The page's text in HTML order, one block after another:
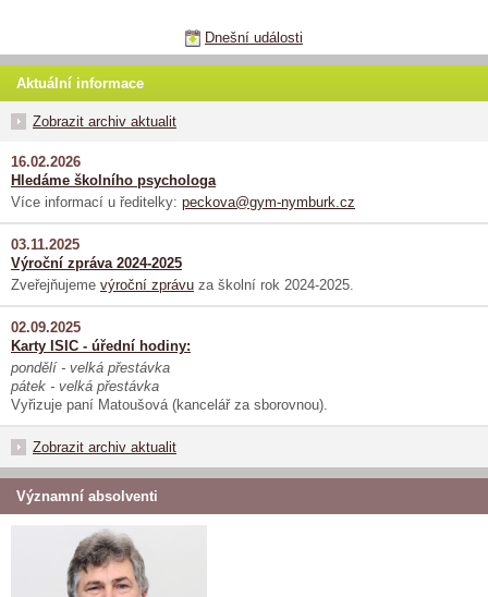
Dnešní události
Aktuální informace
Zobrazit archiv aktualit
16.02.2026
Hledáme školního psychologa
Více informací u ředitelky: peckova@gym-nymburk.cz
03.11.2025
Výroční zpráva 2024-2025
Zveřejňujeme výroční zprávu za školní rok 2024-2025.
02.09.2025
Karty ISIC - úřední hodiny:
pondělí - velká přestávka
pátek - velká přestávka
Vyřizuje paní Matoušová (kancelář za sborovnou).
Zobrazit archiv aktualit
Významní absolventi